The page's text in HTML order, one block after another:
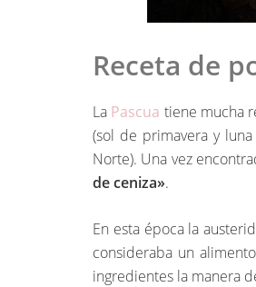
Receta de
La Pascua tiene mucha
(sol de primavera y
Norte). Una vez
de ceniza».
En esta época la
consideraba un
ingredientes la manera